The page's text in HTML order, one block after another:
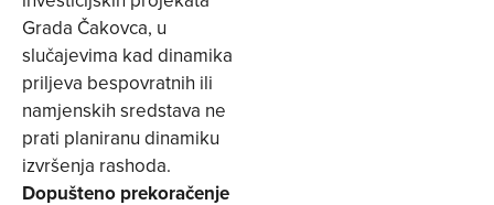
Grada Čakovca, u
slučajevima kad dinamika
priljeva bespovratnih ili
namjenskih sredstava ne
prati planiranu dinamiku
izvršenja rashoda.
Dopušteno prekoračenje